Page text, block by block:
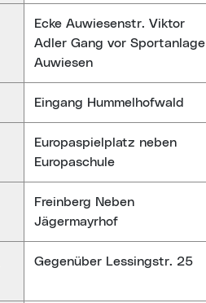
Ecke Auwiesenstr. Viktor
Adler Gang vor Sportanlage
Auwiesen
Eingang Hummelhofwald
Europaspielplatz neben
Europaschule
Freinberg Neben
Jägermayrhof
Gegenüber Lessingstr. 25